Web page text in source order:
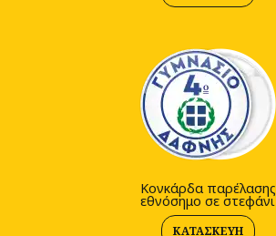
Κονκάρδα παρέλασης
εθνόσημο σε στεφάνι
ΚΑΤΑΣΚΕΥΉ